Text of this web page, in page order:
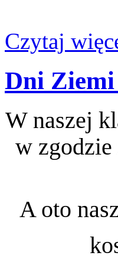
Czytaj
Dni
W naszej
w zgodzie
A oto